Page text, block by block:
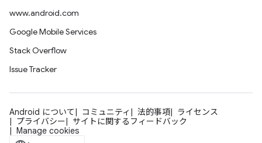
www.android.com
Google Mobile Services
Stack Overflow
Issue Tracker
Android について コミュニティ 法的事項
ライセンス
プライバシー
サイトに関するフィードバック
Manage cookies